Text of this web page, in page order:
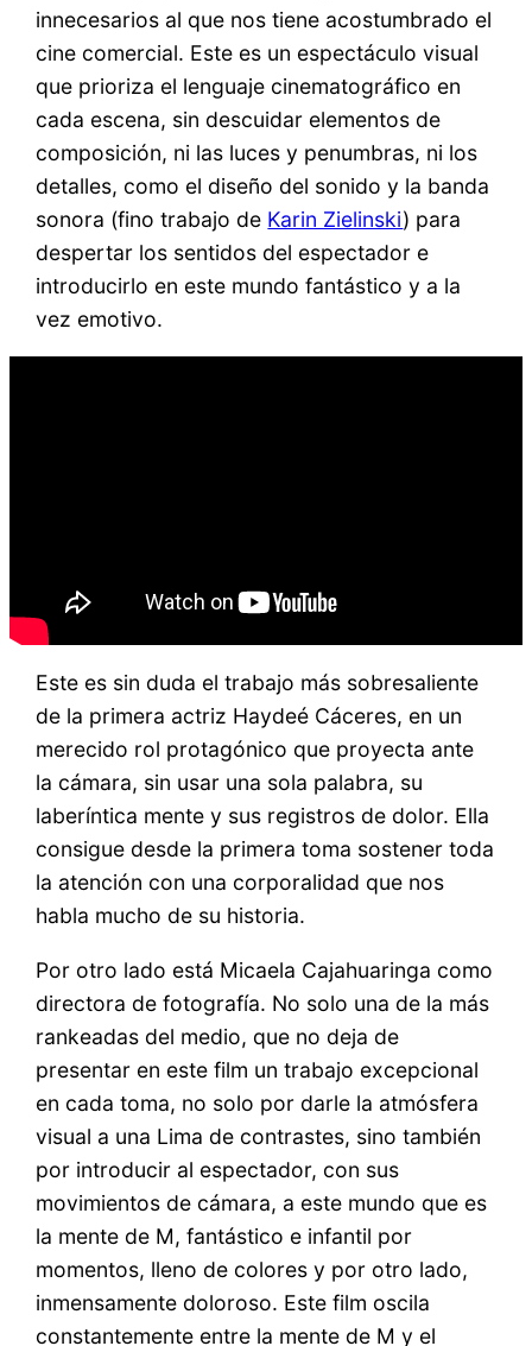
innecesarios al que nos tiene acostumbrado el
cine comercial. Este es un espectáculo visual
que prioriza el lenguaje cinematográfico en
cada escena, sin descuidar elementos de
composición, ni las luces y penumbras, ni los
detalles, como el diseño del sonido y la banda
sonora (fino trabajo de Karin Zielinski) para
despertar los sentidos del espectador e
introducirlo en este mundo fantástico y a la
vez emotivo.
Este es sin duda el trabajo más sobresaliente
de la primera actriz Haydeé Cáceres, en un
merecido rol protagónico que proyecta ante
la cámara, sin usar una sola palabra, su
laberíntica mente y sus registros de dolor. Ella
consigue desde la primera toma sostener toda
la atención con una corporalidad que nos
habla mucho de su historia.
Por otro lado está Micaela Cajahuaringa como
directora de fotografía. No solo una de la más
rankeadas del medio, que no deja de
presentar en este film un trabajo excepcional
en cada toma, no solo por darle la atmósfera
visual a una Lima de contrastes, sino también
por introducir al espectador, con sus
movimientos de cámara, a este mundo que es
la mente de M, fantástico e infantil por
momentos, lleno de colores y por otro lado,
inmensamente doloroso. Este film oscila
constantemente entre la mente de M y el